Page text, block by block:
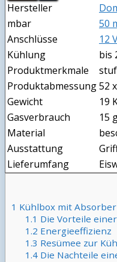
Hersteller
mbar
50
Anschlüsse
12
Kühlung
bis
Produktmerkmale
Produktabmessung52
Gewicht
19
Gasverbrauch
15
Material
Ausstattung
Lieferumfang
1 Kühlbox mit Absorber
1.1 Die Vorteile
1.2 Energieeffizienz
1.3 Resümee zur
1.4Die Nachteile